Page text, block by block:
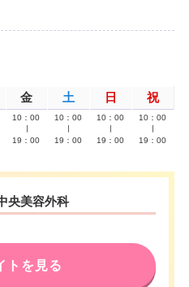
金 土 日 祝
10：00
19：00
10：00
19：00
10：00
19：00
10：00
19：00
央美容外科
トを見る